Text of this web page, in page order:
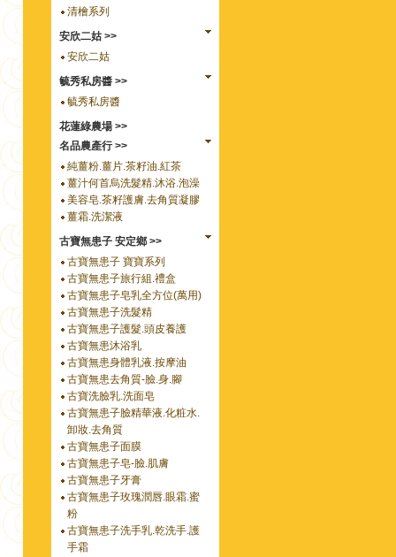
清檜系列
安欣二姑 >>
安欣二姑
毓秀私房醬 >>
毓秀私房醬
花蓮綠農場 >>
名品農產行 >>
純薑粉.薑片.茶籽油.紅茶
薑汁何首烏洗髮精.沐浴.泡澡
美容皂.茶籽護膚.去角質凝膠
薑霜.洗潔液
古寶無患子 安定鄉 >>
古寶無患子 寶寶系列
古寶無患子旅行組.禮盒
古寶無患子皂乳全方位(萬用)
古寶無患子洗髮精
古寶無患子護髮.頭皮養護
古寶無患沐浴乳
古寶無患身體乳液.按摩油
古寶無患去角質-臉.身.腳
古寶洗臉乳.洗面皂
古寶無患子臉精華液.化粧水.
卸妝.去角質
古寶無患子面膜
古寶無患子皂-臉.肌膚
古寶無患子牙膏
古寶無患子玫瑰潤唇.眼霜.蜜
粉
古寶無患子洗手乳.乾洗手.護
手霜